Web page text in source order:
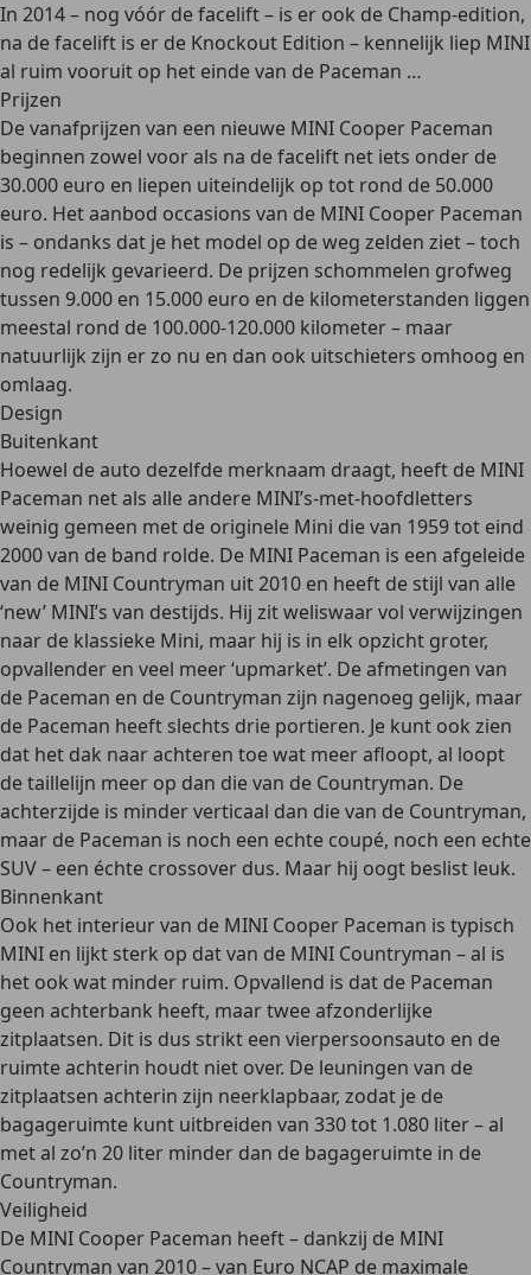
In 2014 – nog vóór de facelift – is er ook de Champ-edition,
na de facelift is er de Knockout Edition – kennelijk liep MINI
al ruim vooruit op het einde van de Paceman …
Prijzen
De vanafprijzen van een nieuwe MINI Cooper Paceman
beginnen zowel voor als na de facelift net iets onder de
30.000 euro en liepen uiteindelijk op tot rond de 50.000
euro. Hetaanbod occasions van de MINI Cooper Paceman
is – ondanks dat je het model op de weg zelden ziet – toch
nog redelijk gevarieerd. De prijzen schommelen grofweg
tussen 9.000 en 15.000 euro en de kilometerstanden liggen
meestal rond de 100.000-120.000 kilometer – maar
natuurlijk zijn er zo nu en dan ook uitschieters omhoog en
omlaag.
Design
Buitenkant
Hoewel de auto dezelfde merknaam draagt, heeft de MINI
Paceman net als alle andere MINI’s-met-hoofdletters
weinig gemeen met de originele Mini die van 1959 tot eind
2000 van de band rolde. De MINI Paceman is een afgeleide
van de MINI Countryman uit 2010 en heeft de stijl van alle
‘new’ MINI’s van destijds. Hij zit weliswaar vol verwijzingen
naar de klassieke Mini, maar hij is in elk opzicht groter,
opvallender en veel meer‘upmarket’. De afmetingen van
de Paceman en de Countryman zijn nagenoeg gelijk, maar
de Paceman heeft slechts drie portieren. Je kunt ook zien
dat het dak naar achteren toe wat meer afloopt, al loopt
de taillelijn meer op dan die van de Countryman. De
achterzijde is minder verticaal dan die van de Countryman,
maar de Paceman is noch een echte coupé, noch een echte
SUV – een échte crossover dus. Maar hij oogt beslist leuk.
Binnenkant
Ook het interieur van de MINI Cooper Paceman is typisch
MINI en lijkt sterk op dat van de MINI Countryman – al is
het ook wat minder ruim. Opvallend is dat de Paceman
geen achterbank heeft, maar twee afzonderlijke
zitplaatsen. Dit is dus strikt een vierpersoonsauto en de
ruimte achterin houdt niet over. De leuningen van de
zitplaatsen achterin zijn neerklapbaar, zodat je de
bagageruimte kunt uitbreiden van 330 tot 1.080 liter– al
met al zo’n 20 liter minder dan de bagageruimte in de
Countryman.
Veiligheid
De MINI Cooper Paceman heeft – dankzij de MINI
Countryman van 2010 – van Euro NCAP de maximale